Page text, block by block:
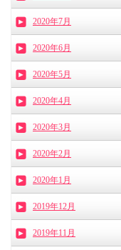
2020年7月
2020年6月
2020年5月
2020年4月
2020年3月
2020年2月
2020年1月
2019年12月
2019年11月